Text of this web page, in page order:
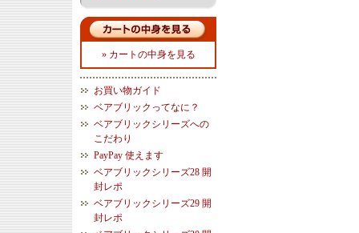
» カートの中身を見る
お買い物ガイド
ベアブリックってなに？
ベアブリックシリーズへの
こだわり
PayPay 使えます
ベアブリックシリーズ28 開
封レポ
ベアブリックシリーズ29 開
封レポ